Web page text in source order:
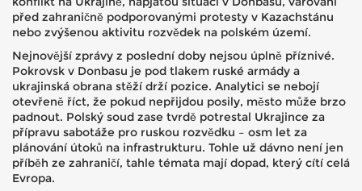
před zahraničně podporovanými protesty v Kazachstánu
nebo zvýšenou aktivitu rozvědek na polském území.
Nejnovější zprávy z poslední doby nejsou úplně příznivé.
Pokrovsk v Donbasu je pod tlakem ruské armády a
ukrajinská obrana stěží drží pozice. Analytici se nebojí
otevřeně říct, že pokud nepřijdou posily, město může brzo
padnout. Polský soud zase tvrdě potrestal Ukrajince za
přípravu sabotáže pro ruskou rozvědku – osm let za
plánování útoků na infrastrukturu. Tohle už dávno není jen
příběh ze zahraničí, tahle témata mají dopad, který cítí celá
Evropa.